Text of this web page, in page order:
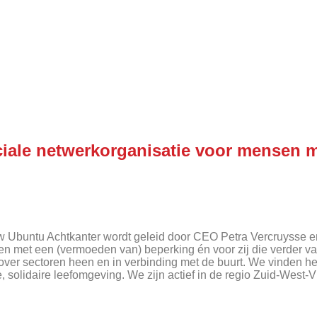
netwerkorganisatie voor mensen
Achtkanter wordt geleid door CEO Petra Vercruysse
met een (vermoeden van) beperking én voor zij die verder
sectoren heen en in verbinding met de buurt. We vinden
solidaire leefomgeving. We zijn actief in de regio Zuid-West-